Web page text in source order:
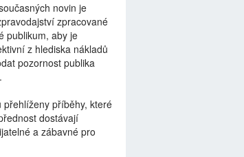
novin je
zpracované
publikum, aby je
z hlediska nákladů
pozornost publika
přehlíženy příběhy, které
dostávají
a zábavné pro